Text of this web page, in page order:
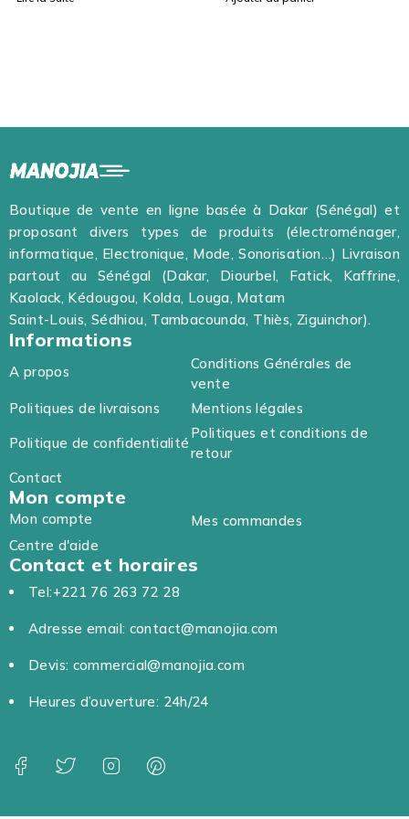
Surface Pro Type Cover
Boutique de vente en ligne basée à Dakar (Sénégal) et
proposant divers types de produits (électroménager,
informatique, Electronique, Mode, Sonorisation…) Livraison
partout au Sénégal (Dakar, Diourbel, Fatick, Kaffrine,
Kaolack, Kédougou, Kolda, Louga, Matam
Saint-Louis, Sédhiou, Tambacounda, Thiès, Ziguinchor).
Informations
A propos
Conditions Générales de
vente
Politiques de livraisons
Mentions légales
Politique de confidentialité
Politiques et conditions de
retour
Contact
Mon compte
Mon compte
Mes commandes
Centre d'aide
Contact et horaires
Tel:+221 76 263 72 28
Adresse email: contact@manojia.com
Devis: commercial@manojia.com
Heures d’ouverture: 24h/24